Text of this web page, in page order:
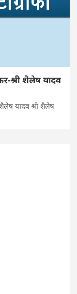
श्री शैलेष यादव
यादव श्री शैलेष